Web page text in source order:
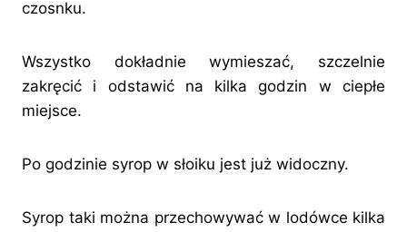
czosnku.
Wszystko dokładnie wymieszać, szczelnie
zakręcić i odstawić na kilka godzin w ciepłe
miejsce.
Po godzinie syrop w słoiku jest już widoczny.
Syrop taki można przechowywać w lodówce kilka